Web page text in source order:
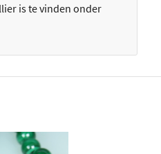
is te vinden onder